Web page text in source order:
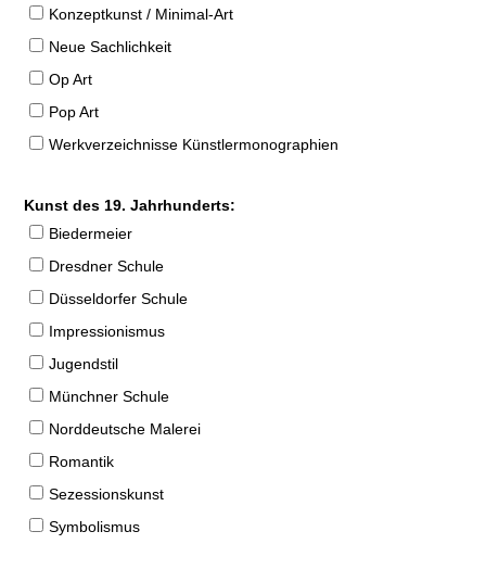
Konzeptkunst / Minimal-Art
Neue Sachlichkeit
Op Art
Pop Art
Werkverzeichnisse Künstlermonographien
Kunst des 19. Jahrhunderts:
Biedermeier
Dresdner Schule
Düsseldorfer Schule
Impressionismus
Jugendstil
Münchner Schule
Norddeutsche Malerei
Romantik
Sezessionskunst
Symbolismus